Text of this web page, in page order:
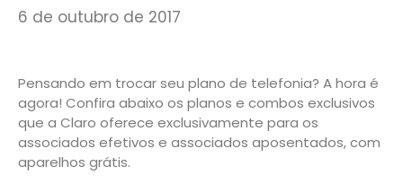
6 de outubro de 2017
Pensando em trocar seu plano de telefonia? A hora é
agora! Confira abaixo os planos e combos exclusivos
que a Claro oferece exclusivamente para os
associados efetivos e associados aposentados, com
aparelhos grátis.